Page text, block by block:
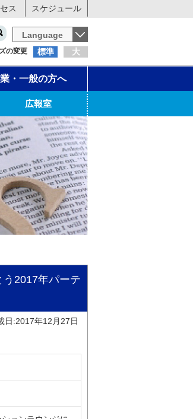
ス スケジュール
Language
の変更 標準 大
・一般の方へ
広報室
2017年パーテ
日:2017年12月27日